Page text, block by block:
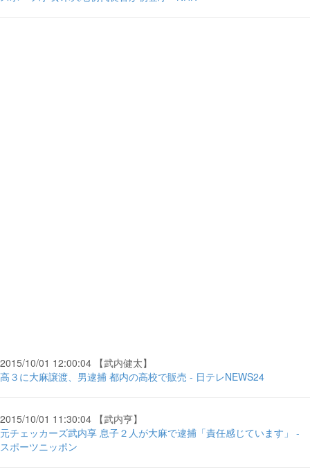
2015/10/01 12:00:04 【武内健太】
高３に大麻譲渡、男逮捕 都内の高校で販売 - 日テレNEWS24
2015/10/01 11:30:04 【武内亨】
元チェッカーズ武内享 息子２人が大麻で逮捕「責任感じています」 -
スポーツニッポン